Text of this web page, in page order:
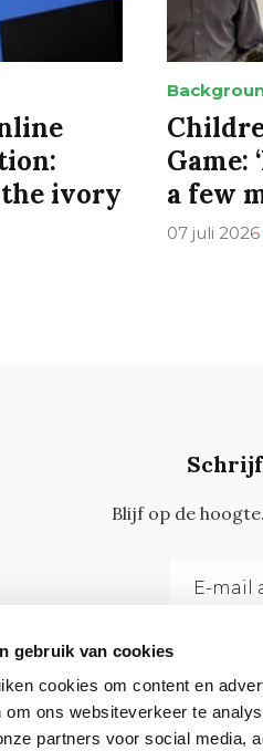
gebruik van cookies
cookies om content en
om ons websiteverkeer te
partners voor social media,
the ivory
Game:
a few
07 juli 2026
Blijf op de